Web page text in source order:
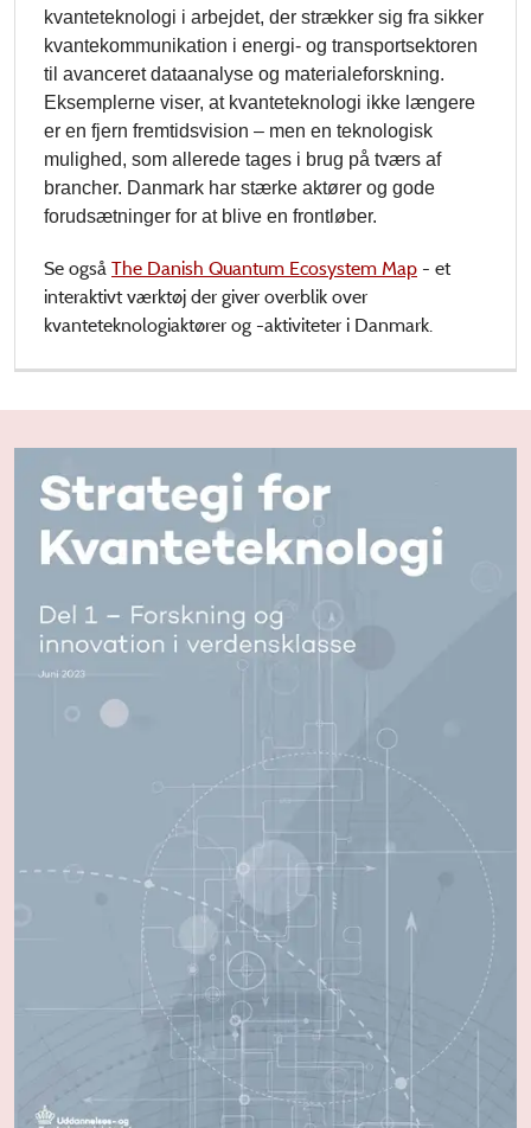
kvanteteknologi i arbejdet, der strækker sig fra sikker
kvantekommunikation i energi- og transportsektoren
til avanceret dataanalyse og materialeforskning.
Eksemplerne viser, at kvanteteknologi ikke længere
er en fjern fremtidsvision – men en teknologisk
mulighed, som allerede tages i brug på tværs af
brancher. Danmark har stærke aktører og gode
forudsætninger for at blive en frontløber.
Se også The Danish Quantum Ecosystem Map - et
interaktivt værktøj der giver overblik over
kvanteteknologiaktører og -aktiviteter i Danmark.